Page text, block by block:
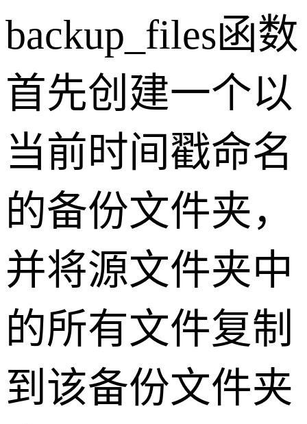
backup_files函数
首先创建一个以
当前时间戳命名
的备份文件夹，
并将源文件夹中
的所有文件复制
到该备份文件夹